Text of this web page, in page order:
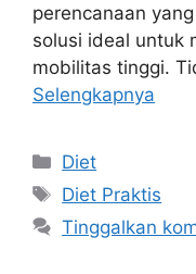
perencanaan
solusi ideal untuk
mobilitas tinggi.
Selengkapnya
Kategori
Diet
Tag
Diet Praktis
Tinggalkan